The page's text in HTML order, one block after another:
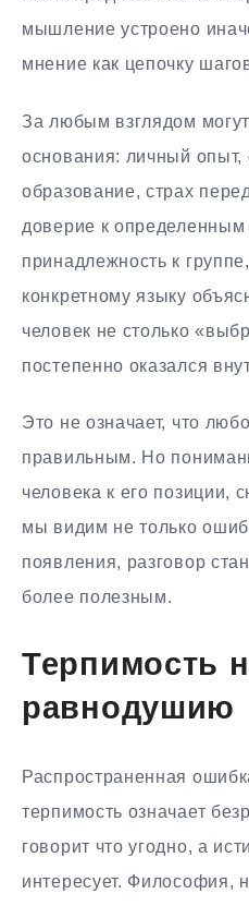
мышление устроено
мнение как цепочку
За любым взглядом
основания: личный опыт,
образование, страх
доверие к определенным
принадлежность к
конкретному языку
человек не столько
постепенно оказался
Это не означает, что
правильным. Но
человека к его позиции,
мы видим не только
появления, разговор
более полезным.
Терпимость
равнодушию
Распространенная
терпимость означает
говорит что угодно, а
интересует. Философия,